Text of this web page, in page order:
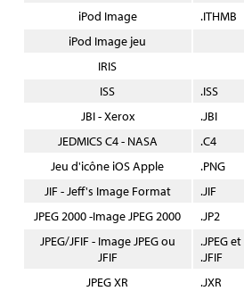
iPod Image
.ITHMB
iPod Image jeu
IRIS
ISS
.ISS
JBI - Xerox
.JBI
JEDMICS C4 - NASA
.C4
Jeu d'icône iOS Apple
.PNG
JIF - Jeff's Image Format
.JIF
JPEG 2000 -Image JPEG 2000
.JP2
JPEG/JFIF - Image JPEG ou
JFIF
.JPEG et
.JFIF
JPEG XR
.JXR